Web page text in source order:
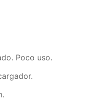
Poco uso.